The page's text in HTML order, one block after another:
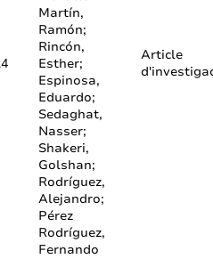
Martín,
Ramón;
Rincón,
Esther;
Espinosa,
Eduardo;
Sedaghat,
Nasser;
Shakeri,
Golshan;
Rodríguez,
Alejandro;
Pérez
Rodríguez,
Fernando
Article